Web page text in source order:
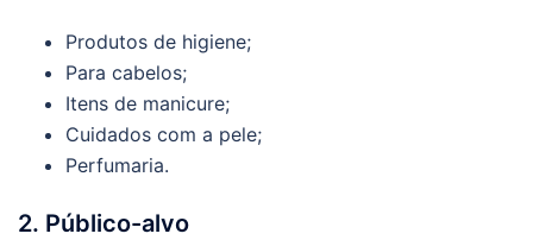
Produtos de higiene;
Para cabelos;
Itens de manicure;
Cuidados com a pele;
Perfumaria.
2. Público-alvo